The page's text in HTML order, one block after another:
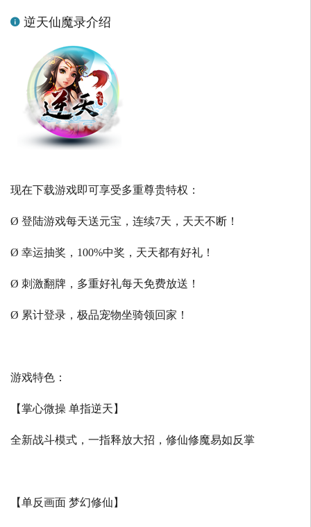
逆天仙魔录介绍
现在下载游戏即可享受多重尊贵特权：
Ø 登陆游戏每天送元宝，连续7天，天天不断！
Ø 幸运抽奖，100%中奖，天天都有好礼！
Ø 刺激翻牌，多重好礼每天免费放送！
Ø 累计登录，极品宠物坐骑领回家！
游戏特色：
【掌心微操 单指逆天】
全新战斗模式，一指释放大招，修仙修魔易如反掌
【单反画面 梦幻修仙】